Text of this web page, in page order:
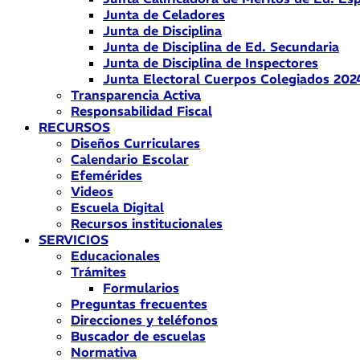
Junta de Celadores
Junta de Disciplina
Junta de Disciplina de Ed. Secundaria
Junta de Disciplina de Inspectores
Junta Electoral Cuerpos Colegiados
Transparencia Activa
Responsabilidad Fiscal
RECURSOS
Diseños Curriculares
Calendario Escolar
Efemérides
Videos
Escuela Digital
Recursos institucionales
SERVICIOS
Educacionales
Trámites
Formularios
Preguntas frecuentes
Direcciones y teléfonos
Buscador de escuelas
Normativa